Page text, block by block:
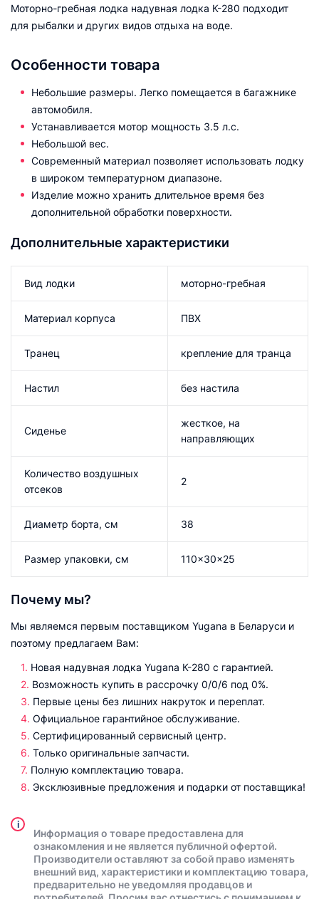
Моторно-гребная лодка надувная лодка К-280 подходит
для рыбалки и других видов отдыха на воде.
Особенности товара
Небольшие размеры. Легко помещается в багажнике
автомобиля.
Устанавливается мотор мощность 3.5 л.с.
Небольшой вес.
Современный материал позволяет использовать лодку
в широком температурном диапазоне.
Изделие можно хранить длительное время без
дополнительной обработки поверхности.
Дополнительные характеристики
Вид лодки моторно-гребная
Материал корпуса ПВХ
Транец крепление для транца
Настил без настила
Сиденье
жесткое, на
направляющих
Количество воздушных
отсеков
2
Диаметр борта, см 38
Размер упаковки, см 110×30×25
Почему мы?
Мы являемся первым поставщиком Yugana в Беларуси и
поэтому предлагаем Вам:
Новая надувная лодка Yugana К-280 с гарантией.
Возможность купить в рассрочку 0/0/6 под 0%.
Первые цены без лишних накруток и переплат.
Официальное гарантийное обслуживание.
Сертифицированный сервисный центр.
Только оригинальные запчасти.
Полную комплектацию товара.
Эксклюзивные предложения и подарки от поставщика!
i
Информация о товаре предоставлена для
ознакомления и не является публичной офертой.
Производители оставляют за собой право изменять
внешний вид, характеристики и комплектацию товара,
предварительно не уведомляя продавцов и